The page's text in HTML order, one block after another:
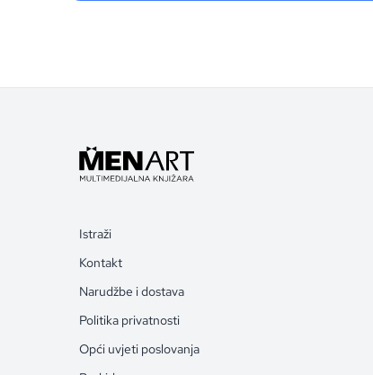
Istraži
Kontakt
Narudžbe i dostava
Politika privatnosti
Opći uvjeti poslovanja